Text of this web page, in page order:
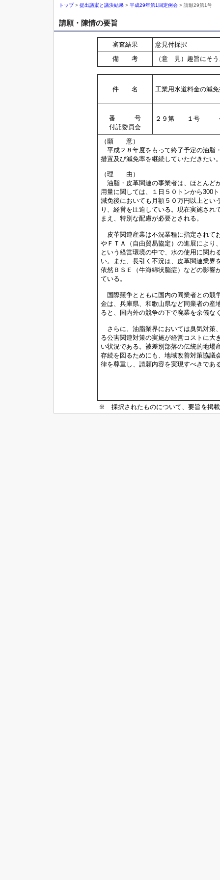
トップ> 提出議案と議決結果 > 平成29年第1回定例会 > 請願29第1号
請願・陳情の要旨
審査結果
意見付採択
備 考
（意 見）趣旨にそ
件 名 工業用水道料金の減
番 号
付託委員会
２９第 １号 公
（願 意）
平成２８年度をもって終了予定の油脂
措置及び減免率を継続していただきたい
（理 由）
油脂・皮革関連の事業者は、ほとんど
用量に関しては、１日５０トンから300
減免後においても月額５０万円以上とい
り、経営を圧迫している。現在実施され
まえ、特別な配慮が必要とされる。
皮革関連産業は不況業種に指定されて
やＦＴＡ（自由貿易協定）の進展により
という経営環境の中で、水の使用に関わ
い。また、長引く不況は、皮革関連業界
依然ＢＳＥ（牛海綿状脳症）などの影響
ている。
国際競争とともに国内の同業者との競
金は、兵庫県、和歌山県など同業者の産
ると、国内外の競争の下で廃業を余儀な
さらに、油脂業界においては臭気対策
る公害関連対策の実施が経営コストに大
い状況である。被差別部落の伝統的地場
存続を図るためにも、地域改善対策協議
律を尊重し、請願内容を実現すべきであ
※ 採択されたものについて、要旨を掲